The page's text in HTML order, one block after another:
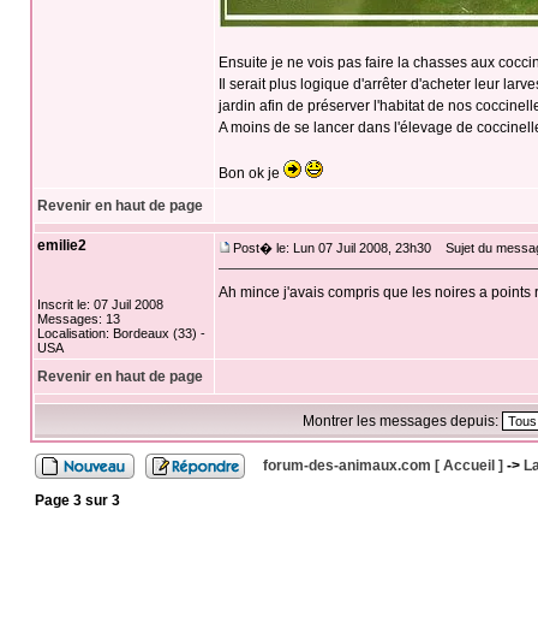
Ensuite je ne vois pas faire la chasses aux
Il serait plus logique d'arrêter d'acheter leur
jardin afin de préserver l'habitat de nos
A moins de se lancer dans l'élevage de
Bon ok je
Revenir en haut de page
emilie2
Inscrit le: 07 Juil 2008
Messages: 13
Localisation: Bordeaux (33) -
USA
Post� le: Lun 07 Juil 2008, 23h30 Sujet du
Ah mince j'avais compris que les noires a
Revenir en haut de page
Montrer les messages depuis:
forum-des-animaux.com [ Accueil ] ->
Page 3sur 3